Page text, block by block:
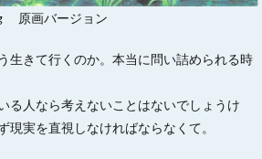
原画バージョン
生きて行くのか。本当に問い詰められる時
る人なら考えないことはないでしょうけ
現実を直視しなければならなくて。